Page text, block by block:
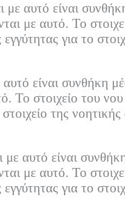
με αυτό είναι
με αυτό. Το
για το
αυτό είναι συνθήκη
Το στοιχείο του
της νοητικής
με αυτό είναι
με αυτό. Το
για το